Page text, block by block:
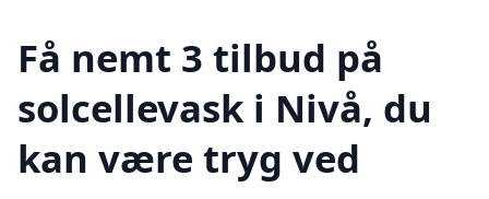
Få nemt 3 tilbud på
solcellevask i Nivå, du
kan være tryg ved